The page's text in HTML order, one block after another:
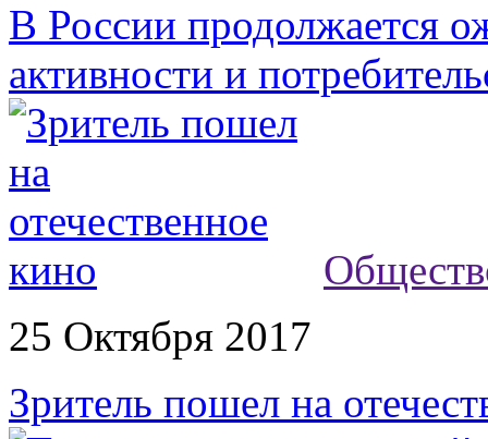
В России продолжается
активности и
25 Октября 2017
Зритель пошел на